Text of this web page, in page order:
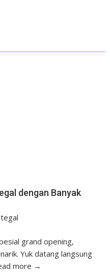
dengan Banyak
grand opening,
Yuk datang langsung
more →